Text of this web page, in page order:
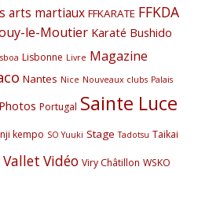
arts martiaux FFKARATE FFKDA
le-Moutier Karaté Bushido
Lisbonne Livre Magazine
Nantes Nice Nouveaux clubs Palais
Photos Portugal Sainte Luce
kempo SO Yuuki Stage Tadotsu Taikai
Vallet Vidéo Viry Châtillon WSKO